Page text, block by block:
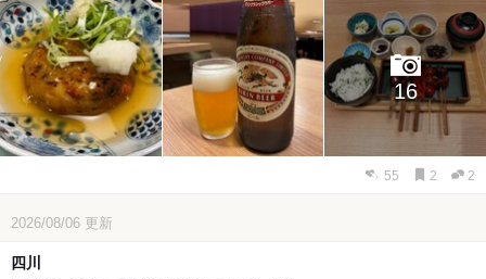
16
55 2 2
2026/08/06 更新
四川